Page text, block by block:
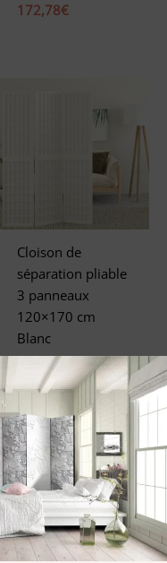
172,78€
Cloison de
séparation pliable
3 panneaux
120×170 cm
Blanc
151,98